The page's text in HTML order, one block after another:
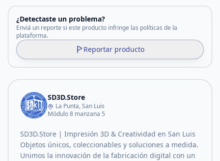
¿Detectaste un problema?
Enviá un reporte si este producto infringe las políticas de la
plataforma.
Reportar producto
SD3D.Store
La Punta, San Luis
Módulo 8 manzana 5
SD3D.Store | Impresión 3D & Creatividad en San Luis
Objetos únicos, coleccionables y soluciones a medida.
Unimos la innovación de la fabricación digital con un